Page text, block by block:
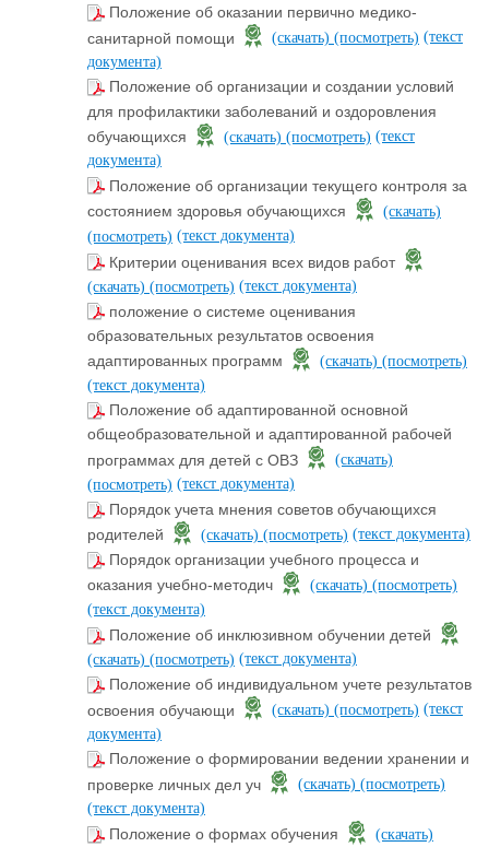
Положение об оказании первично медико-
санитарной помощи
(скачать) (посмотреть) (текст
документа)
Положение об организации и создании условий
для профилактики заболеваний и оздоровления
обучающихся
(скачать) (посмотреть) (текст
документа)
Положение об организации текущего контроля за
состоянием здоровья обучающихся
(скачать)
(посмотреть) (текст документа)
Критерии оценивания всех видов работ
(скачать) (посмотреть) (текст документа)
положение о системе оценивания
образовательных результатов освоения
адаптированных программ
(скачать) (посмотреть)
(текст документа)
Положение об адаптированной основной
общеобразовательной и адаптированной рабочей
программах для детей с ОВЗ
(скачать)
(посмотреть) (текст документа)
Порядок учета мнения советов обучающихся
родителей
(скачать) (посмотреть) (текст документа)
Порядок организации учебного процесса и
оказания учебно-методич
(скачать) (посмотреть)
(текст документа)
Положение об инклюзивном обучении детей
(скачать) (посмотреть) (текст документа)
Положение об индивидуальном учете результатов
освоения обучающи
(скачать) (посмотреть) (текст
документа)
Положение о формировании ведении хранении и
проверке личных дел уч
(скачать) (посмотреть)
(текст документа)
Положение о формах обучения
(скачать)